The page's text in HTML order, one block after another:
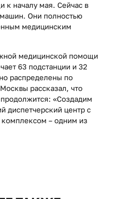
к началу мая. Сейчас в
Они полностью
медицинским
медицинской помощи
63 подстанции и 32
распределены по
рассказал, что
«Создадим
диспетчерский центр с
– одним из